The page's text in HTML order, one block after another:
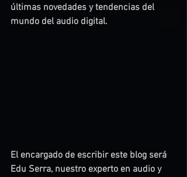
últimas novedades y tendencias del
mundo del audio digital.
El encargado de escribir este blog será
Edu Serra, nuestro experto en audio y